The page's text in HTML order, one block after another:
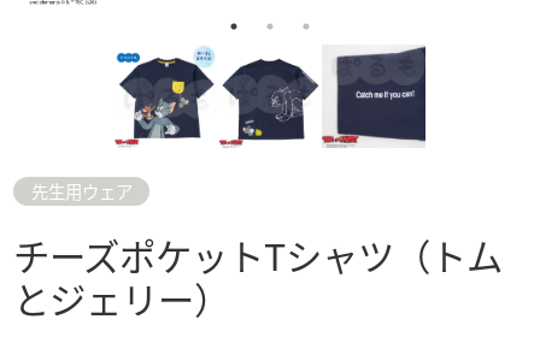
先生用ウェア
チーズポケットTシャツ（トム
とジェリー）